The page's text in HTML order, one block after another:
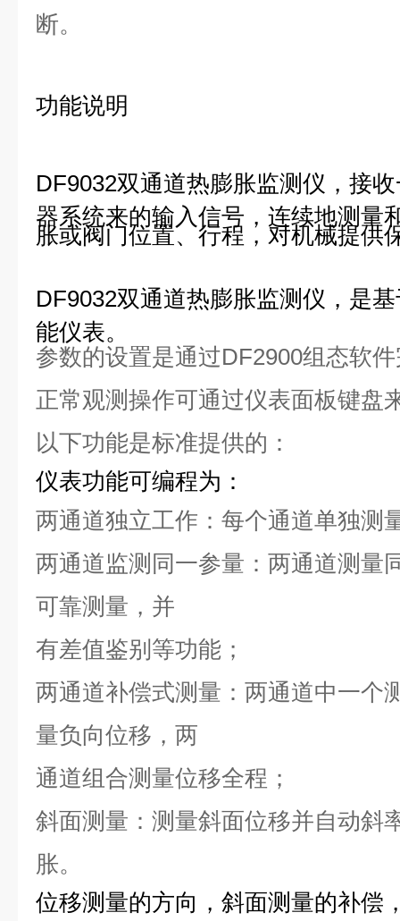
断。
功能说明
DF9032双通道热膨胀监测仪，接
器系统来的输入信号，连续地测量
胀或阀门位置、行程，对机械提供
DF9032双通道热膨胀监测仪，是
能仪表。
参数的设置是通过DF2900组态软
正常观测操作可通过仪表面板键盘
以下功能是标准提供的：
仪表功能可编程为：
两通道独立工作：每个通道单独测
两通道监测同一参量：两通道测量
可靠测量，并
有差值鉴别等功能；
两通道补偿式测量：两通道中一个
量负向位移，两
通道组合测量位移全程；
斜面测量：测量斜面位移并自动斜
胀。
位移测量的方向，斜面测量的补偿